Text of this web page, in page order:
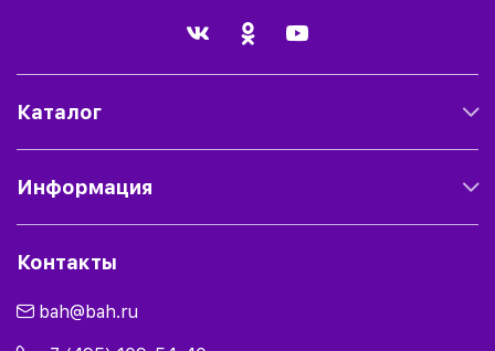
Каталог
Информация
Контакты
bah@bah.ru